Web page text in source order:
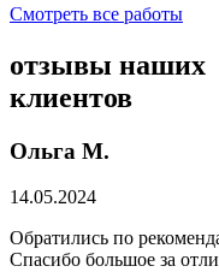
Смотреть все работы
отзывы наших
клиентов
Ольга М.
14.05.2024
Обратились по
Спасибо большое за